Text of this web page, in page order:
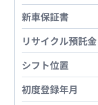
新車保証書
リサイクル預託金
シフト位置
初度登録年月